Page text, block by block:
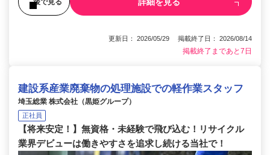
詳細を見る
更新日： 2026/05/29 掲載終了日： 2026/08/14
掲載終了まであと7日
建設系産業廃棄物の処理施設での軽作業スタッフ
埼玉総業 株式会社（黒姫グループ）
正社員
【将来安定！】無資格・未経験で飛び込む！リサイクル
業界デビューは働きやすさを追求し続ける当社で！